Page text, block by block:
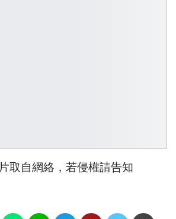
取自網絡，若侵權請告知